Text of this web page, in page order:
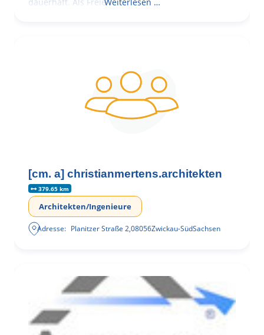
[cm. a] christianmertens.architekten
379.65 km
Architekten/Ingenieure
Adresse: Planitzer Straße 2,08056Zwickau-SüdSachsen